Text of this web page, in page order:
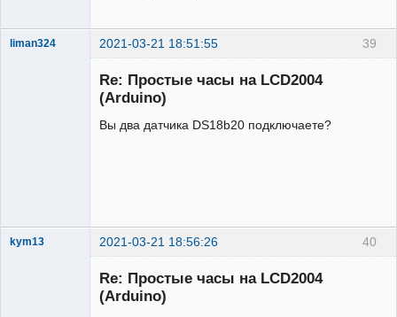
39
liman324 2021-03-21 18:51:55
Re: Простые часы на LCD2004
(Arduino)
Вы два датчика DS18b20 подключаете?
40
kym13 2021-03-21 18:56:26
Re: Простые часы на LCD2004
(Arduino)